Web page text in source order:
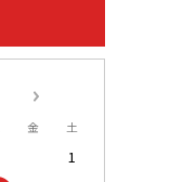
金 土
1